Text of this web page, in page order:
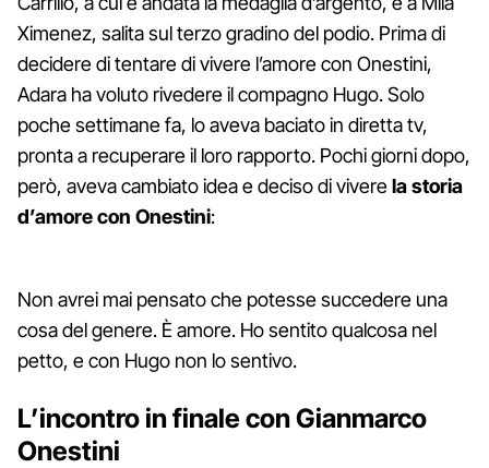
Ximenez, salita sul terzo gradino del podio. Prima di
decidere di tentare di vivere l’amore con Onestini,
Adara ha voluto rivedere il compagno Hugo. Solo
poche settimane fa, lo aveva baciato in diretta tv,
pronta a recuperare il loro rapporto. Pochi giorni dopo,
però, aveva cambiato idea e deciso di viverela storia
d’amore con Onestini:
Non avrei mai pensato che potesse succedere una
cosa del genere. È amore. Ho sentito qualcosa nel
petto, e con Hugo non lo sentivo.
L’incontro in finale con Gianmarco
Onestini